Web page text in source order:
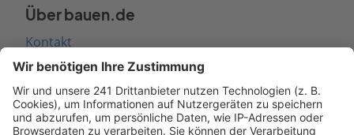
Über bauen.de
Kontakt
Seitenaufbau
Barrierefreiheit
Cookie Einstellungen